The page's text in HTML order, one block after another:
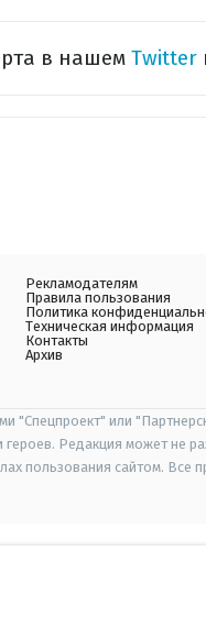
в нашем Twitter
Рекламодателям
Правила пользования
Политика
Техническая информация
Контакты
Архив
"Спецпроект" или
Редакция может не
пользования сайтом.